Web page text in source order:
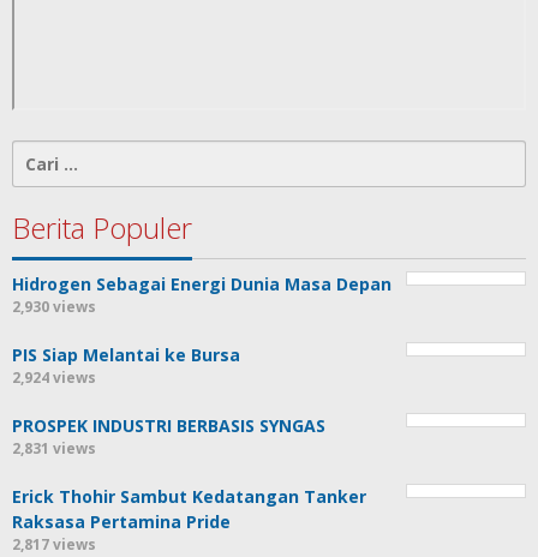
untuk:
Berita Populer
Hidrogen Sebagai Energi Dunia Masa Depan
2,930 views
PIS Siap Melantai ke Bursa
2,924 views
PROSPEK INDUSTRI BERBASIS SYNGAS
2,831 views
Erick Thohir Sambut Kedatangan Tanker
Raksasa Pertamina Pride
2,817 views